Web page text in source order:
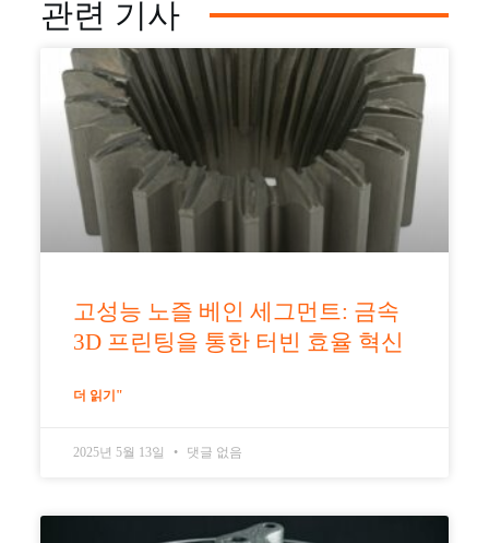
관련 기사
고성능 노즐 베인 세그먼트: 금속
3D 프린팅을 통한 터빈 효율 혁신
더 읽기"
2025년 5월 13일 댓글 없음